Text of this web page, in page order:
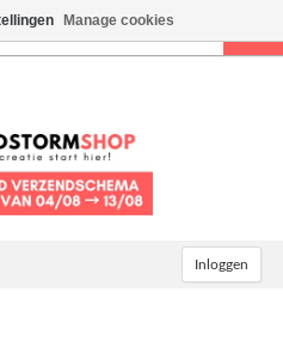
Inloggen
Manage cookies